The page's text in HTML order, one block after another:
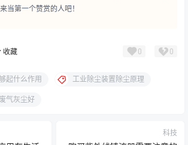
当第一个赞赏的人吧！
收藏 0 0
起什么作用 工业除尘装置除尘原理
气灰尘好
科技